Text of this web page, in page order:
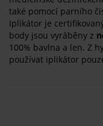
také pomocí parního
Iplikátor je
body jsou vyráběny z
100% bavlna a len. Z
používat iplikátor